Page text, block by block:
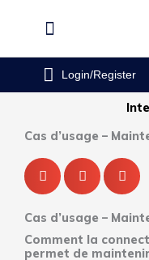
contenuFlyout
Menu
Login/Register
Cas d’usage –
Cas d’usage –
Comment la
permet de